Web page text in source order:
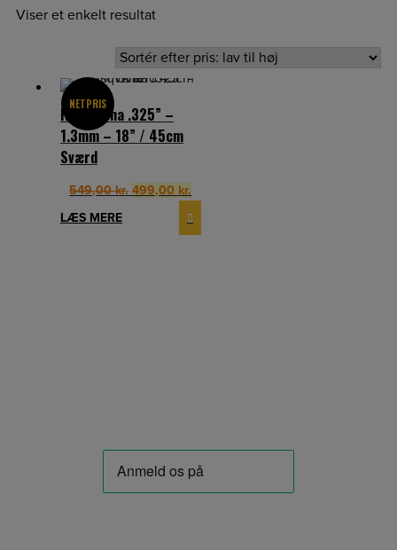
Viser et enkelt resultat
NETPRIS
Husqvarna .325” –
1.3mm – 18” / 45cm
Sværd
549,00kr. Original
499,00 kr.Current
is:
LÆS MERE